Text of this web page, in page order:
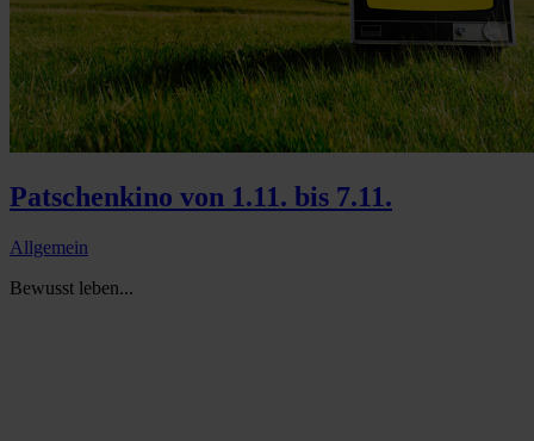
Patschenkino von 1.11. bis 7.11.
Allgemein
Bewusst leben...